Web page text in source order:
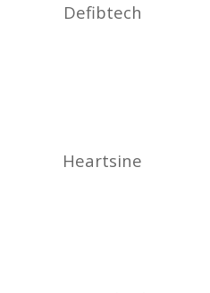
Defibtech
Heartsine